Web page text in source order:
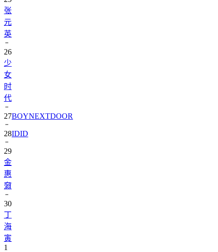
元
英
26
少
女
时
代
27
28IDID
29
金
惠
奫
30
丁
海
寅
1
31